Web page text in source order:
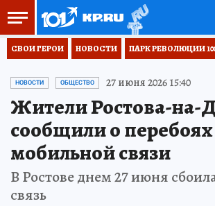
СВОИ ГЕРОИ НОВОСТИ ПАРК РЕВОЛЮЦИИ
НОВОСТИ ОБЩЕСТВО 27 июня 2026 15:40
Жители Ростова-на-
сообщили о перебоях
мобильной связи
В Ростове днем 27 июня
связь